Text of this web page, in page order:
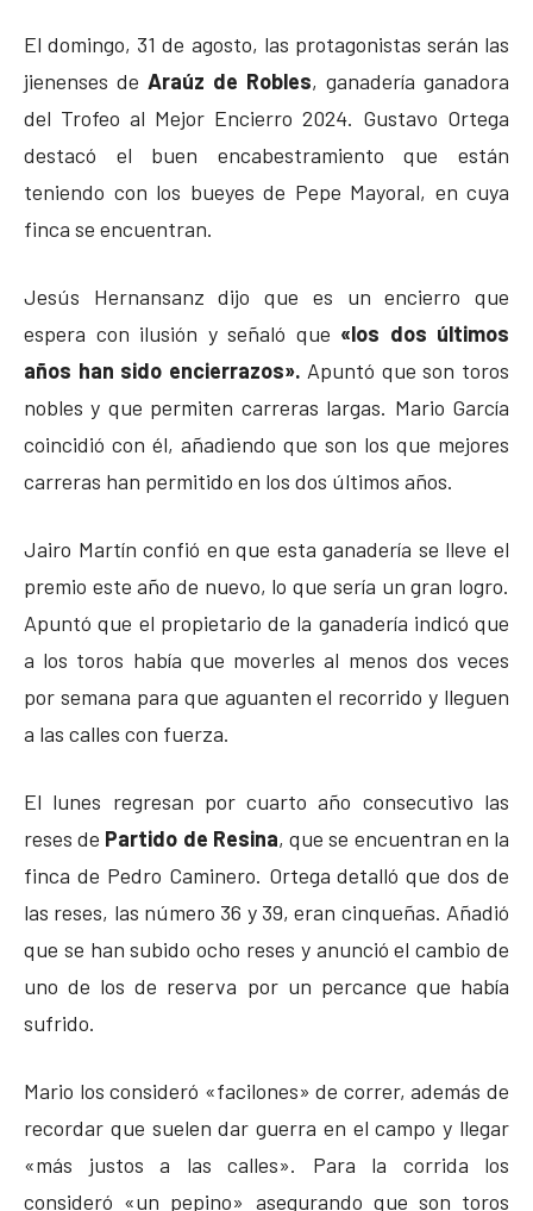
El domingo, 31 de agosto, las protagonistas serán las
jienenses de Araúz de Robles, ganadería ganadora
del Trofeo al Mejor Encierro 2024. Gustavo Ortega
destacó el buen encabestramiento que están
teniendo con los bueyes de Pepe Mayoral, en cuya
finca se encuentran.
Jesús Hernansanz dijo que es un encierro que
espera con ilusión y señaló que «los dos últimos
años han sido encierrazos». Apuntó que son toros
nobles y que permiten carreras largas. Mario García
coincidió con él, añadiendo que son los que mejores
carreras han permitido en los dos últimos años.
Jairo Martín confió en que esta ganadería se lleve el
premio este año de nuevo, lo que sería un gran logro.
Apuntó que el propietario de la ganadería indicó que
a los toros había que moverles al menos dos veces
por semana para que aguanten el recorrido y lleguen
a las calles con fuerza.
El lunes regresan por cuarto año consecutivo las
reses de Partido de Resina, que se encuentran en la
finca de Pedro Caminero. Ortega detalló que dos de
las reses, las número 36 y 39, eran cinqueñas. Añadió
que se han subido ocho reses y anunció el cambio de
uno de los de reserva por un percance que había
sufrido.
Mario los consideró «facilones» de correr, además de
recordar que suelen dar guerra en el campo y llegar
«más justos a las calles». Para la corrida los
consideró «un pepino» asegurando que son toros